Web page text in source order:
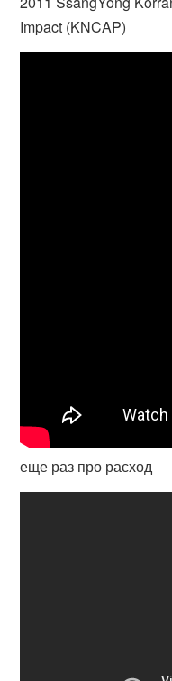
Impact (KNCAP)
еще раз про расход